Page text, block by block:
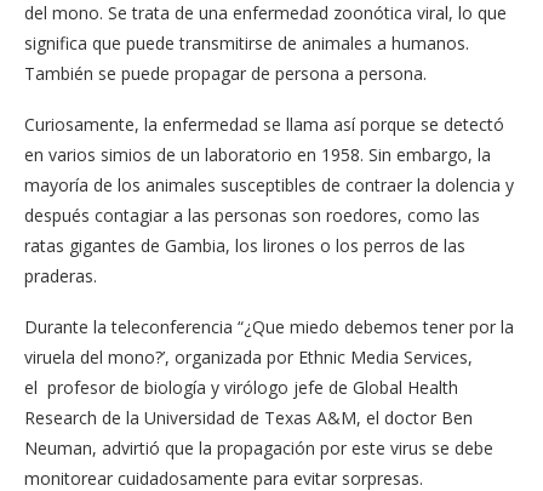
del mono. Se trata de una enfermedad zoonótica viral, lo que
significa que puede transmitirse de animales a humanos.
También se puede propagar de persona a persona.
Curiosamente, la enfermedad se llama así porque se detectó
en varios simios de un laboratorio en 1958. Sin embargo, la
mayoría de los animales susceptibles de contraer la dolencia y
después contagiar a las personas son roedores, como las
ratas gigantes de Gambia, los lirones o los perros de las
praderas.
Durante la teleconferencia “¿Que miedo debemos tener por la
viruela del mono?’, organizada por Ethnic Media Services,
el profesor de biología y virólogo jefe de Global Health
Research de la Universidad de Texas A&M, el doctor Ben
Neuman, advirtió que la propagación por este virus se debe
monitorear cuidadosamente para evitar sorpresas.